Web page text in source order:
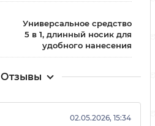
Универсальное средство
5 в 1, длинный носик для
удобного нанесения
Отзывы
02.05.2026, 15:34